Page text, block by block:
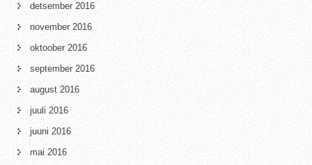
detsember 2016
november 2016
oktoober 2016
september 2016
august 2016
juuli 2016
juuni 2016
mai 2016